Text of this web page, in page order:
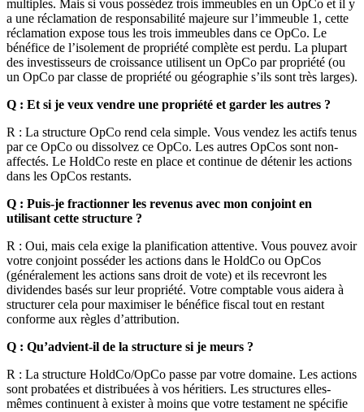
multiples. Mais si vous possédez trois immeubles en un OpCo et il y
a une réclamation de responsabilité majeure sur l’immeuble 1, cette
réclamation expose tous les trois immeubles dans ce OpCo. Le
bénéfice de l’isolement de propriété complète est perdu. La plupart
des investisseurs de croissance utilisent un OpCo par propriété (ou
un OpCo par classe de propriété ou géographie s’ils sont très larges).
Q : Et si je veux vendre une propriété et garder les autres ?
R : La structure OpCo rend cela simple. Vous vendez les actifs tenus
par ce OpCo ou dissolvez ce OpCo. Les autres OpCos sont non-
affectés. Le HoldCo reste en place et continue de détenir les actions
dans les OpCos restants.
Q : Puis-je fractionner les revenus avec mon conjoint en
utilisant cette structure ?
R : Oui, mais cela exige la planification attentive. Vous pouvez avoir
votre conjoint posséder les actions dans le HoldCo ou OpCos
(généralement les actions sans droit de vote) et ils recevront les
dividendes basés sur leur propriété. Votre comptable vous aidera à
structurer cela pour maximiser le bénéfice fiscal tout en restant
conforme aux règles d’attribution.
Q : Qu’advient-il de la structure si je meurs ?
R : La structure HoldCo/OpCo passe par votre domaine. Les actions
sont probatées et distribuées à vos héritiers. Les structures elles-
mêmes continuent à exister à moins que votre testament ne spécifie